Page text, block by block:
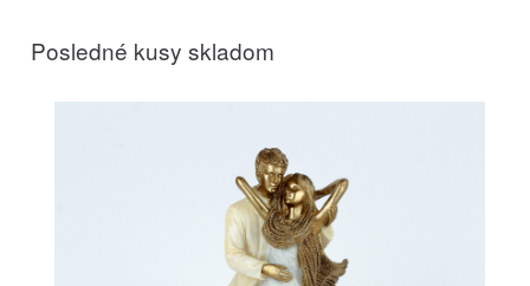
Posledné kusy skladom